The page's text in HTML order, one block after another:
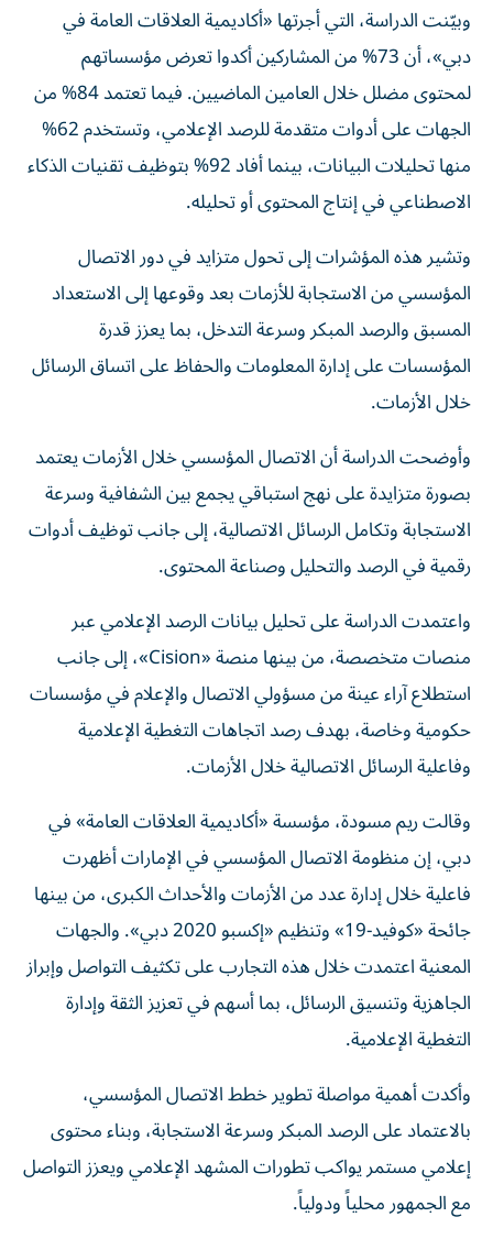
وبيّنت الدراسة، التي أجرتها «أكاديمية العلاقات العامة في
دبي»، أن 73% من المشاركين أكدوا تعرض مؤسساتهم
لمحتوى مضلل خلال العامين الماضيين. فيما تعتمد 84% من
الجهات على أدوات متقدمة للرصد الإعلامي، وتستخدم 62%
منها تحليلات البيانات، بينما أفاد 92% بتوظيف تقنيات الذكاء
الاصطناعي في إنتاج المحتوى أو تحليله.
وتشير هذه المؤشرات إلى تحول متزايد في دور الاتصال
المؤسسي من الاستجابة للأزمات بعد وقوعها إلى الاستعداد
المسبق والرصد المبكر وسرعة التدخل، بما يعزز قدرة
المؤسسات على إدارة المعلومات والحفاظ على اتساق الرسائل
خلال الأزمات.
وأوضحت الدراسة أن الاتصال المؤسسي خلال الأزمات يعتمد
بصورة متزايدة على نهج استباقي يجمع بين الشفافية وسرعة
الاستجابة وتكامل الرسائل الاتصالية، إلى جانب توظيف أدوات
رقمية في الرصد والتحليل وصناعة المحتوى.
واعتمدت الدراسة على تحليل بيانات الرصد الإعلامي عبر
منصات متخصصة، من بينها منصة «Cision»، إلى جانب
استطلاع آراء عينة من مسؤولي الاتصال والإعلام في مؤسسات
حكومية وخاصة، بهدف رصد اتجاهات التغطية الإعلامية
وفاعلية الرسائل الاتصالية خلال الأزمات.
وقالت ريم مسودة، مؤسسة «أكاديمية العلاقات العامة» في
دبي، إن منظومة الاتصال المؤسسي في الإمارات أظهرت
فاعلية خلال إدارة عدد من الأزمات والأحداث الكبرى، من بينها
جائحة «كوفيد-19» وتنظيم «إكسبو 2020 دبي». والجهات
المعنية اعتمدت خلال هذه التجارب على تكثيف التواصل وإبراز
الجاهزية وتنسيق الرسائل، بما أسهم في تعزيز الثقة وإدارة
التغطية الإعلامية.
وأكدت أهمية مواصلة تطوير خطط الاتصال المؤسسي،
بالاعتماد على الرصد المبكر وسرعة الاستجابة، وبناء محتوى
إعلامي مستمر يواكب تطورات المشهد الإعلامي ويعزز التواصل
مع الجمهور محلياً ودولياً.